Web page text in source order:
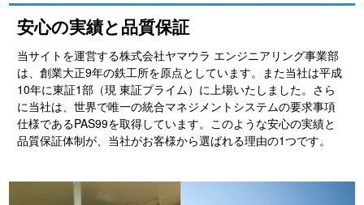
安心の実績と品質保証
当サイトを運営する株式会社ヤマウラ エンジニアリング事業部
は、創業大正9年の鉄工所を原点としています。また当社は平成
10年に東証1部（現 東証プライム）に上場いたしました。さら
に当社は、世界で唯一の統合マネジメントシステムの要求事項
仕様であるPAS99を取得しています。このような安心の実績と
品質保証体制が、当社がお客様から選ばれる理由の1つです。